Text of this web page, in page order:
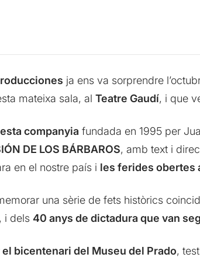
ja ens va sorprendre
mateixa sala, al Teatre Gaudí, i que
companyia fundada en 1995 per
DE LOS BÁRBAROS, amb text i
en el nostre país i les ferides obertes
una sèrie de fets històrics
, i dels 40 anys de dictadura que van
bicentenari del Museu del Prado,